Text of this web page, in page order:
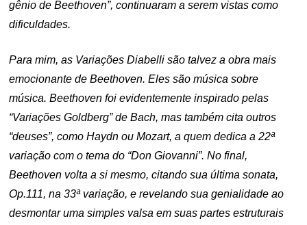
gênio de Beethoven”, continuaram a serem vistas como
dificuldades.
Para mim, as Variações Diabelli são talvez a obra mais
emocionante de Beethoven. Eles são música sobre
música. Beethoven foi evidentemente inspirado pelas
“Variações Goldberg” de Bach, mas também cita outros
“deuses”, como Haydn ou Mozart, a quem dedica a 22ª
variação com o tema do “Don Giovanni”. No final,
Beethoven volta a si mesmo, citando sua última sonata,
Op.111, na 33ª variação, e revelando sua genialidade ao
desmontar uma simples valsa em suas partes estruturais